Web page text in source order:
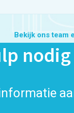
Bekijk ons team